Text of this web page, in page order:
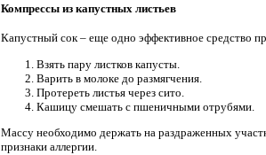
Компрессы из капустных листьев
Капустный сок – еще одно эффективное средство
Взять пару листков капусты.
Варить в молоке до размягчения.
Протереть листья через сито.
Кашицу смешать с пшеничными отрубями.
Массу необходимо держать на раздраженных
признаки аллергии.